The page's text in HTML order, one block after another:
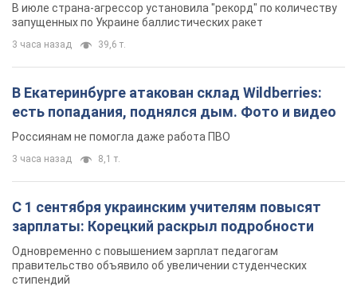
В июле страна-агрессор установила "рекорд" по количеству
запущенных по Украине баллистических ракет
3 часа назад 39,6 т.
В Екатеринбурге атакован склад Wildberries:
есть попадания, поднялся дым. Фото и видео
Россиянам не помогла даже работа ПВО
3 часа назад 8,1 т.
С 1 сентября украинским учителям повысят
зарплаты: Корецкий раскрыл подробности
Одновременно с повышением зарплат педагогам
правительство объявило об увеличении студенческих
стипендий